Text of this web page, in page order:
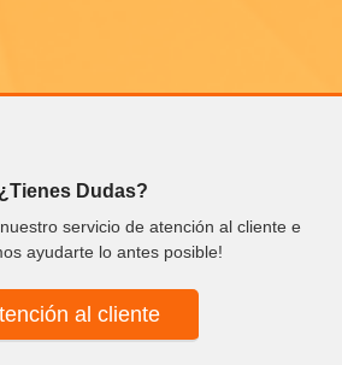
¿Tienes Dudas?
servicio de atención al cliente e
ayudarte lo antes posible!
al cliente